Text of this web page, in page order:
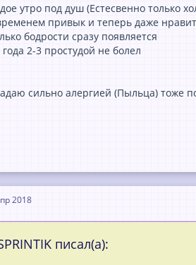
утро под душ (Естесвенно только
привык и теперь даже
бодрости сразу появляется
2-3 простудой не болел
сильно алергией (Пыльца) тоже
2018
писал(а):